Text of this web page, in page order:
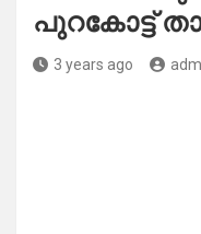
പുറകോട്ട്
3 years ago